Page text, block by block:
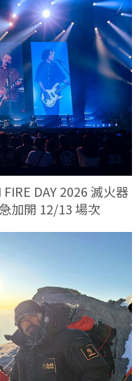
DAY 2026 滅火器
加開 12/13 場次